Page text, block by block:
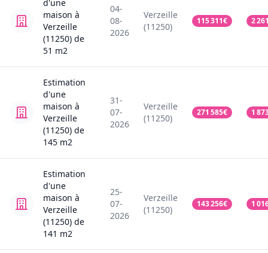
d'une
maison à
Verzeille
(11250) de
51 m2
04-
08-
2026
Verzeille
(11250)
115 311€ 2
Estimation
d'une
maison à
Verzeille
(11250) de
145 m2
31-
07-
2026
Verzeille
(11250)
271 585€ 1
Estimation
d'une
maison à
Verzeille
(11250) de
141 m2
25-
07-
2026
Verzeille
(11250)
143 256€ 1